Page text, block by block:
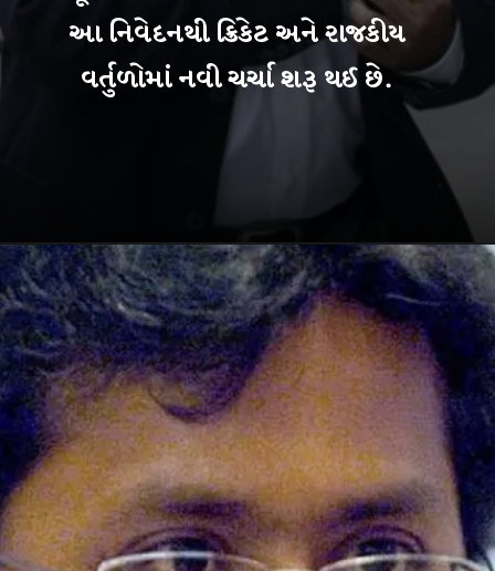
આ નિવેદનથી ક્રિકેટ અને રાજકીય
વર્તુળોમાં નવી ચર્ચા શરૂ થઈ છે.